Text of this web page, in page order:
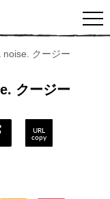
クージー
クージー
URL
copy